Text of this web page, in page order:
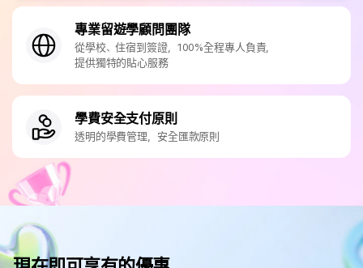
專業留遊學顧問團隊
從學校、住宿到簽證，100%全程專人負責，
提供獨特的貼心服務
學費安全支付原則
透明的學費管理，安全匯款原則